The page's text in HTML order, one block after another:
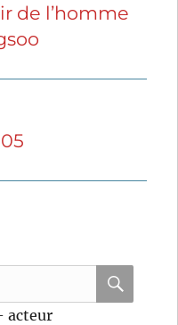
de l’homme
acteur